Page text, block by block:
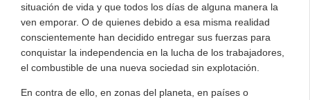
situación de vida y que todos los días de alguna manera la
ven emporar. O de quienes debido a esa misma realidad
conscientemente han decidido entregar sus fuerzas para
conquistar la independencia en la lucha de los trabajadores,
el combustible de una nueva sociedad sin explotación.
En contra de ello, en zonas del planeta, en países o